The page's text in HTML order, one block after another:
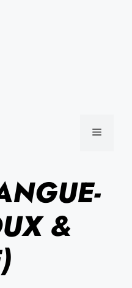
MENU
&